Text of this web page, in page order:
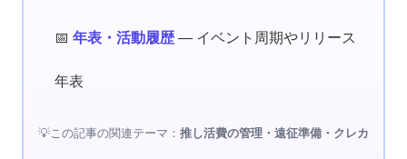
📅 年表・活動履歴 — イベント周期やリリース
年表
💡この記事の関連テーマ： 推し活費の管理・遠征準備・クレカ